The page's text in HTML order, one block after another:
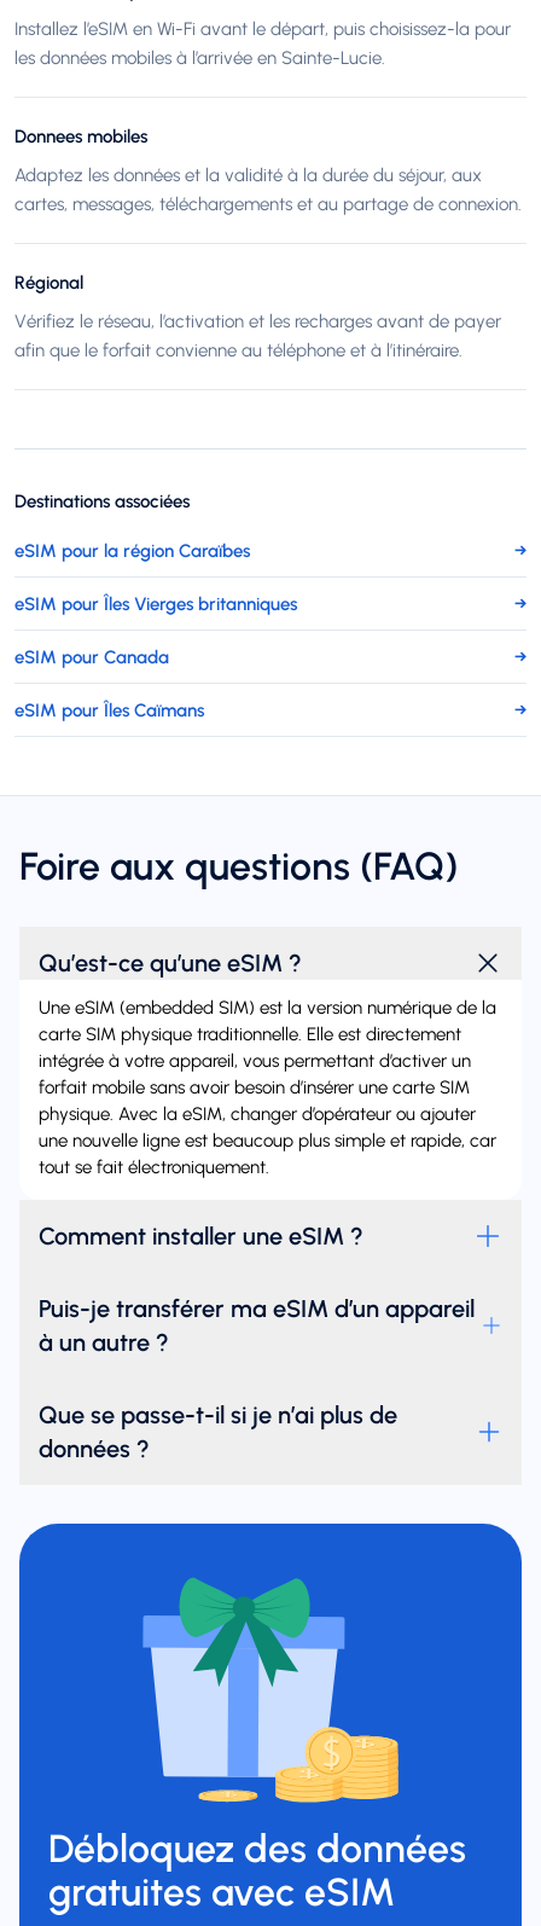
Installez l’eSIM en Wi-Fi avant le départ, puis choisissez-la pour
les données mobiles à l’arrivée en Sainte-Lucie.
Donnees mobiles
Adaptez les données et la validité à la durée du séjour, aux
cartes, messages, téléchargements et au partage de connexion.
Régional
Vérifiez le réseau, l’activation et les recharges avant de payer
afin que le forfait convienne au téléphone et à l’itinéraire.
Destinations associées
eSIM pour la région Caraïbes →
eSIM pour Îles Vierges britanniques →
eSIM pour Canada →
eSIM pour Îles Caïmans →
Foire aux questions (FAQ)
Qu’est-ce qu’une eSIM ?
Une eSIM (embedded SIM) est la version numérique de la
carte SIM physique traditionnelle. Elle est directement
intégrée à votre appareil, vous permettant d’activer un
forfait mobile sans avoir besoin d’insérer une carte SIM
physique. Avec la eSIM, changer d’opérateur ou ajouter
une nouvelle ligne est beaucoup plus simple et rapide, car
tout se fait électroniquement.
Comment installer une eSIM ?
Puis-je transférer ma eSIM d’un appareil
à un autre ?
Que se passe-t-il si je n’ai plus de
données ?
Débloquez des données
gratuites avec eSIM